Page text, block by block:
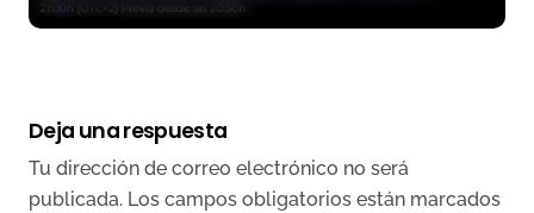
Deja una respuesta
Tu dirección de correo electrónico no será
publicada. Los campos obligatorios están marcados